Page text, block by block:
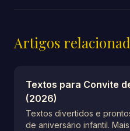
Artigos
Textos para Convite
(2026)
Textos divertidos e
de aniversário infantil.